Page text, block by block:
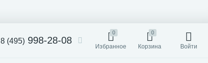
8 (495) 998-28-08
0
Избранное
0
Корзина Войти